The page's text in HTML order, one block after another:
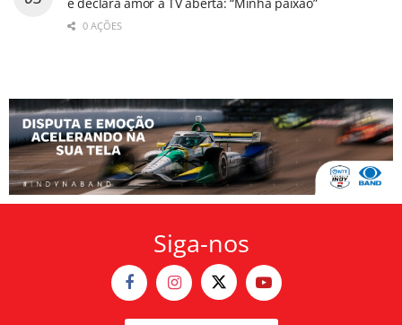
0 AÇÕES
Siga-nos